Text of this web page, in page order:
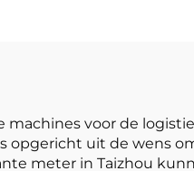
voor de
opgericht uit de wens
meter in Taizhou